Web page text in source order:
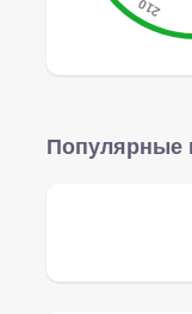
Популярные